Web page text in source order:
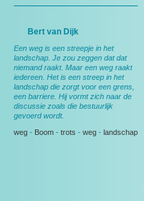
Bert van Dijk
Een weg is een streepje in het
landschap. Je zou zeggen dat dat
niemand raakt. Maar een weg raakt
iedereen. Het is een streep in het
landschap die zorgt voor een grens,
een barriere. Hij vormt zich naar de
discussie zoals die bestuurlijk
gevoerd wordt.
weg - Boom - trots - weg - landschap